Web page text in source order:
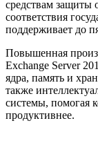
средствам защиты
соответствия
поддерживает до
Повышенная
Exchange Server
ядра, память и
также
системы, помогая
продуктивнее.